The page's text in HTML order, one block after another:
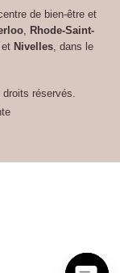
de bien-être et
, Rhode-Saint-
Nivelles, dans le
réservés.